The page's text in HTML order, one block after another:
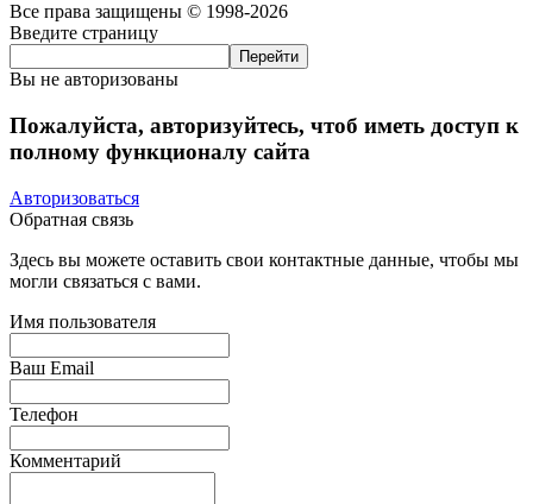
Все права защищены © 1998-2026
Введите страницу
Вы не авторизованы
Пожалуйста, авторизуйтесь, чтоб иметь доступ к
полному функционалу сайта
Авторизоваться
Обратная связь
Здесь вы можете оставить свои контактные данные, чтобы мы
могли связаться с вами.
Имя пользователя
Ваш Email
Телефон
Комментарий